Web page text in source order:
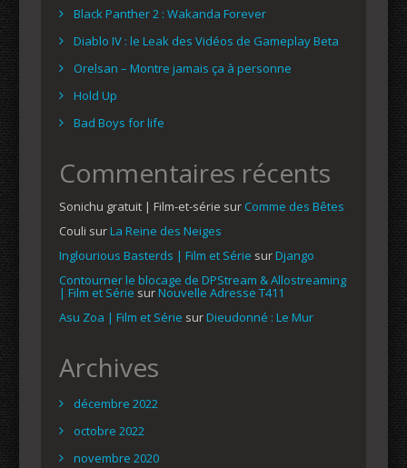
Black Panther 2 : Wakanda Forever
Diablo IV : le Leak des Vidéos de Gameplay Beta
Orelsan – Montre jamais ça à personne
Hold Up
Bad Boys for life
Commentaires récents
Sonichu gratuit | Film-et-série sur Comme des Bêtes
Couli surLa Reine des Neiges
Inglourious Basterds | Film et Série surDjango
Contourner le blocage de DPStream & Allostreaming
| Film et Série surNouvelle Adresse T411
Asu Zoa | Film et Série surDieudonné : Le Mur
Archives
décembre 2022
octobre 2022
novembre 2020